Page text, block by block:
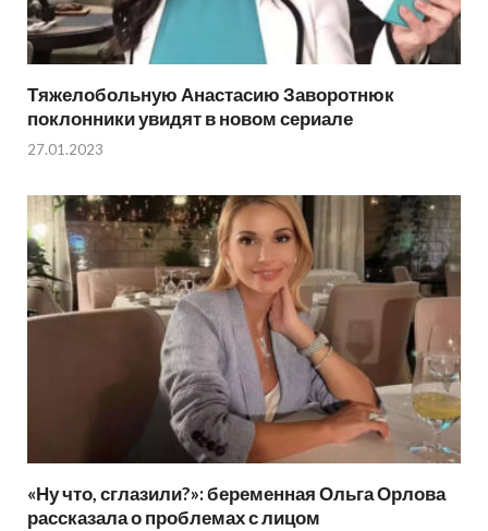
Тяжелобольную Анастасию Заворотнюк
поклонники увидят в новом сериале
27.01.2023
«Ну что, сглазили?»: беременная Ольга Орлова
рассказала о проблемах с лицом